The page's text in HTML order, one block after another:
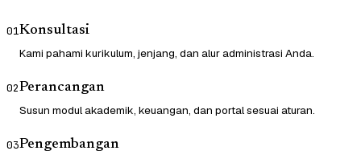
01Konsultasi
Kami pahami kurikulum, jenjang, dan alur administrasi Anda.
02Perancangan
Susun modul akademik, keuangan, dan portal sesuai aturan.
03Pengembangan